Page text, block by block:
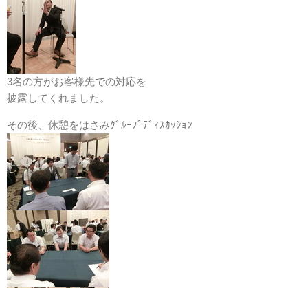
3名の方がお客様先での対応を
披露してくれました。
その後、休憩をはさみｸﾞﾙｰﾌﾟﾃﾞｨｽｶｯｼｮﾝ